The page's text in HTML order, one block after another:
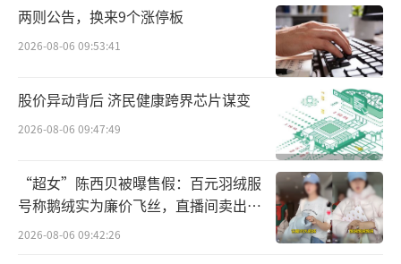
仅从铁路里程来看，截至2025年底，全国
铁路营业里程达16.5万公里，其中高铁超5万公
里，我国建成了世界规模最大、先进发达的高
速铁路网。“十四五”期间，全国铁路营业里
程由14.63万公里增至16.5万公里，增长12.
8%；高铁里程由3.79万公里增至5.04万公里，
增长32.98%。2025年，铁路完成旅客发送量4
2.55亿人次，同比增长4.2%。
两则公告，换来9个涨停板
2026-08-06 09:53:41
股价异动背后 济民健康跨界芯片谋变
2026-08-06 09:47:49
“超女”陈西贝被曝售假：百元羽绒服
号称鹅绒实为廉价飞丝，直播间卖出超
百万元
2026-08-06 09:42:26